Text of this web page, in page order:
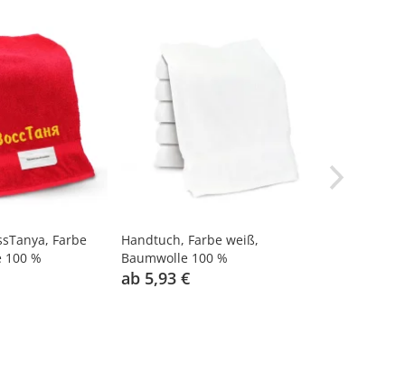
Farbe
%
Handtuch, Farbe weiß,
Baumwolle 100 %
ab 5,93 €